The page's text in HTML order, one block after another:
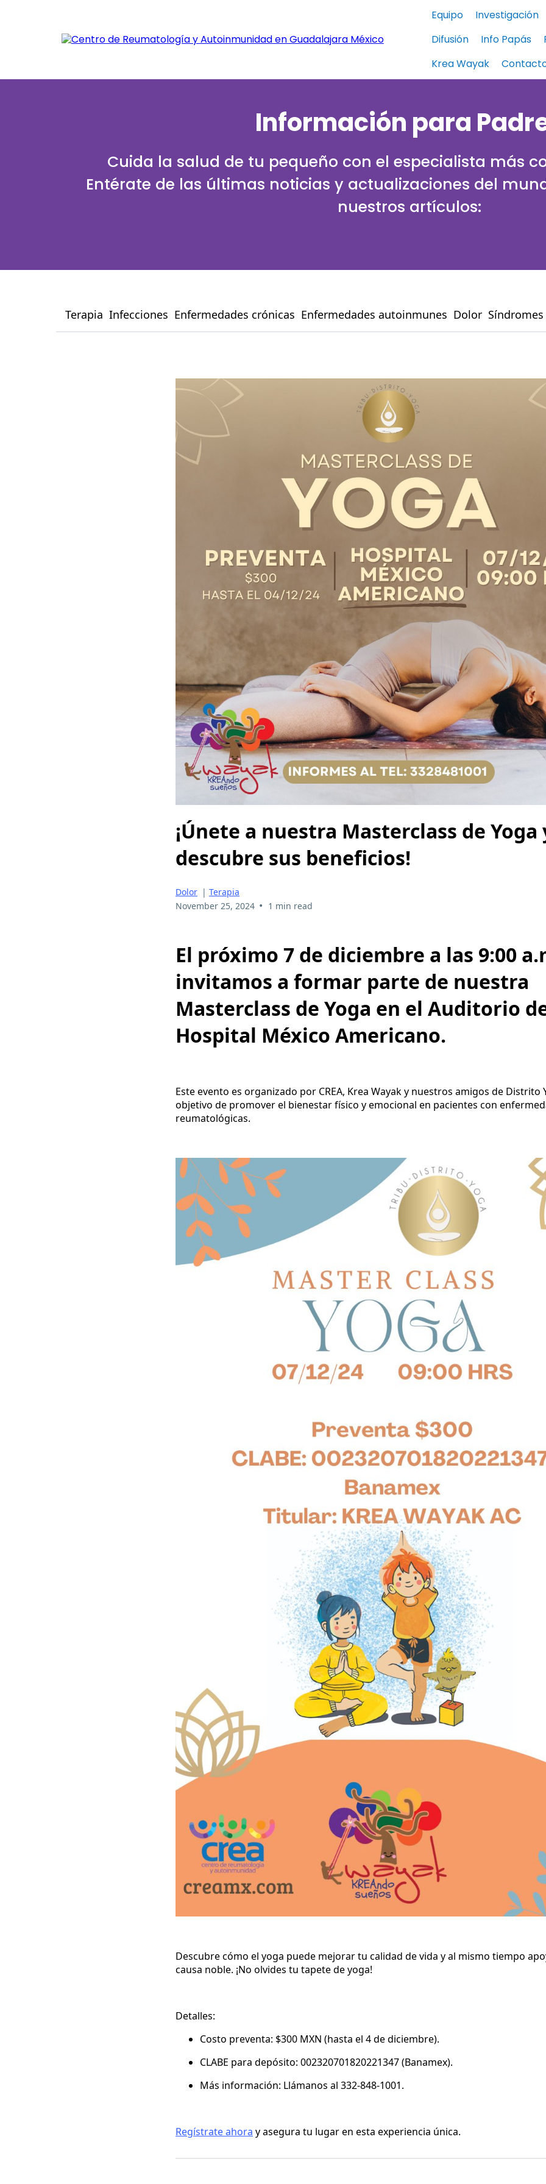
Equipo Investigación
Difusión
Info Papás
Krea Wayak
Información para
Cuida la salud de tu pequeño con el especialista más
Entérate de las últimas noticias y actualizaciones del
nuestros artículos:
Terapia Infecciones Enfermedades crónicas Enfermedades autoinmunes Dolor Síndromes
¡Únete a nuestra Masterclass de Yoga
descubre sus beneficios!
Dolor | Terapia
November 25, 2024 • 1 min read
El próximo 7 de diciembre a las 9:00
invitamos a formar parte de nuestra
Masterclass de Yoga en el Auditorio
Hospital México Americano.
Este evento es organizado por CREA, Krea Wayak y nuestros amigos de Distrito
objetivo de promover el bienestar físico y emocional en pacientes con
reumatológicas.
Descubre cómo el yoga puede mejorar tu calidad de vida y al mismo tiempo
causa noble. ¡No olvides tu tapete de yoga!
Detalles:
Costo preventa: $300 MXN (hasta el 4 de diciembre).
CLABE para depósito: 002320701820221347 (Banamex).
Más información: Llámanos al 332-848-1001.
Regístrate ahora y asegura tu lugar en esta experiencia única.